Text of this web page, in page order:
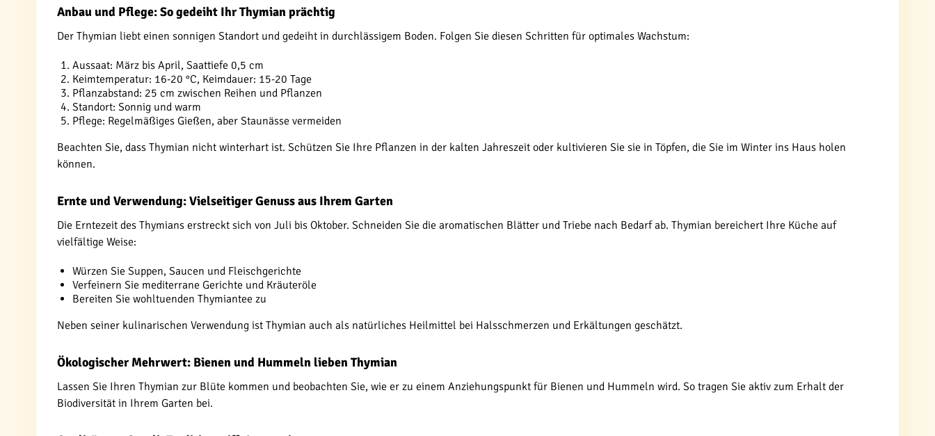
Anbau und Pflege: So gedeiht Ihr Thymian prächtig
Der Thymian liebt einen sonnigen Standort und gedeiht in durchlässigem Boden. Folgen Sie diesen Schritten für optimales Wachstum:
Aussaat: März bis April, Saattiefe 0,5 cm
Keimtemperatur: 16-20 °C, Keimdauer: 15-20 Tage
Pflanzabstand: 25 cm zwischen Reihen und Pflanzen
Standort: Sonnig und warm
Pflege: Regelmäßiges Gießen, aber Staunässe vermeiden
Beachten Sie, dass Thymian nicht winterhart ist. Schützen Sie Ihre Pflanzen in der kalten Jahreszeit oder kultivieren Sie sie in Töpfen, die Sie im Winter ins Haus holen
können.
Ernte und Verwendung: Vielseitiger Genuss aus Ihrem Garten
Die Erntezeit des Thymians erstreckt sich von Juli bis Oktober. Schneiden Sie die aromatischen Blätter und Triebe nach Bedarf ab. Thymian bereichert Ihre Küche auf
vielfältige Weise:
Würzen Sie Suppen, Saucen und Fleischgerichte
Verfeinern Sie mediterrane Gerichte und Kräuteröle
Bereiten Sie wohltuenden Thymiantee zu
Neben seiner kulinarischen Verwendung ist Thymian auch als natürliches Heilmittel bei Halsschmerzen und Erkältungen geschätzt.
Ökologischer Mehrwert: Bienen und Hummeln lieben Thymian
Lassen Sie Ihren Thymian zur Blüte kommen und beobachten Sie, wie er zu einem Anziehungspunkt für Bienen und Hummeln wird. So tragen Sie aktiv zum Erhalt der
Biodiversität in Ihrem Garten bei.